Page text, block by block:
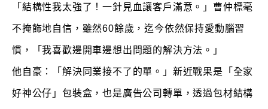
「結構性我太強了！一針見血讓客戶滿意。」曹仲標毫
不掩飾地自信，雖然60餘歲，迄今依然保持愛動腦習
慣，「我喜歡邊開車邊想出問題的解決方法。」
他自豪：「解決同業接不了的單。」新近戰果是「全家
好神公仔」包裝盒，也是廣告公司轉單，透過包材結構